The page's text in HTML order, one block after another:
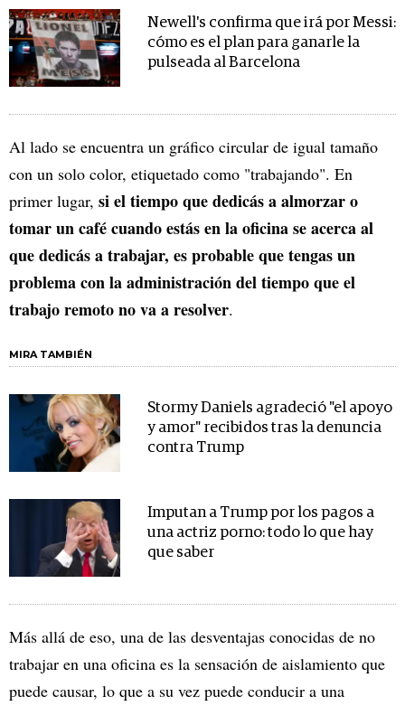
Newell's confirma que irá por Messi:
cómo es el plan para ganarle la
pulseada al Barcelona
Al lado se encuentra un gráfico circular de igual tamaño
con un solo color, etiquetado como "trabajando". En
primer lugar, si el tiempo que dedicás a almorzar o
tomar un café cuando estás en la oficina se acerca al
que dedicás a trabajar, es probable que tengas un
problema con la administración del tiempo que el
trabajo remoto no va a resolver.
MIRA TAMBIÉN
Stormy Daniels agradeció "el apoyo
y amor" recibidos tras la denuncia
contra Trump
Imputan a Trump por los pagos a
una actriz porno: todo lo que hay
que saber
Más allá de eso, una de las desventajas conocidas de no
trabajar en una oficina es la sensación de aislamiento que
puede causar, lo que a su vez puede conducir a una